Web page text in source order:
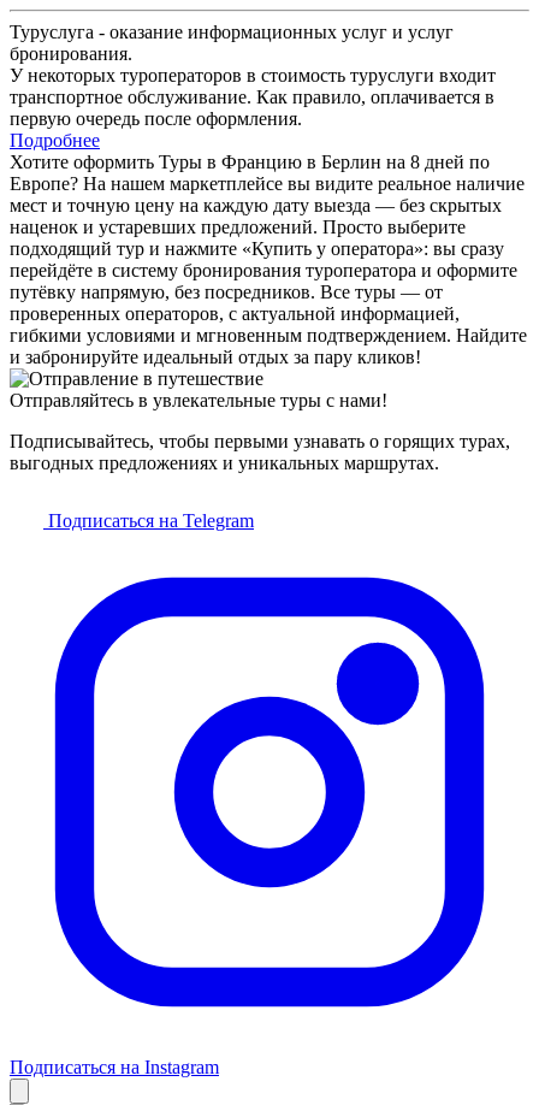
Туруслуга - оказание информационных услуг и услуг
бронирования.
У некоторых туроператоров в стоимость туруслуги входит
транспортное обслуживание. Как правило, оплачивается в
первую очередь после оформления.
Подробнее
Хотите оформить Туры в Францию в Берлин на 8 дней по
Европе? На нашем маркетплейсе вы видите реальное наличие
мест и точную цену на каждую дату выезда — без скрытых
наценок и устаревших предложений. Просто выберите
подходящий тур и нажмите «Купить у оператора»: вы сразу
перейдёте в систему бронирования туроператора и оформите
путёвку напрямую, без посредников. Все туры — от
проверенных операторов, с актуальной информацией,
гибкими условиями и мгновенным подтверждением. Найдите
и забронируйте идеальный отдых за пару кликов!
Отправляйтесь в увлекательные туры с нами!
Подписывайтесь, чтобы первыми узнавать о горящих турах,
выгодных предложениях и уникальных маршрутах.
Подписаться на Telegram
Подписаться на Instagram